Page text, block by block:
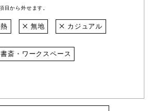
目から外せます。
無地 カジュアル
書斎・ワークスペース